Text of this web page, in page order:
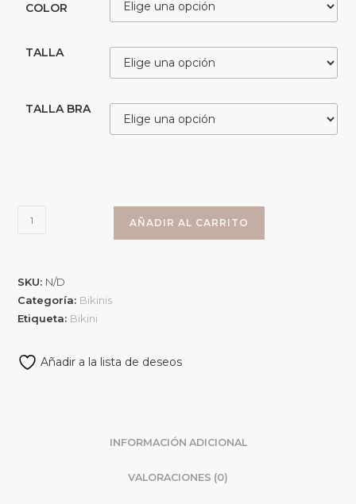
COLOR
TALLA
TALLA BRA
AÑADIR AL CARRITO
SKU: N/D
Categoría: Bikinis
Etiqueta: Bikini
Añadir a la lista de deseos
INFORMACIÓN ADICIONAL
VALORACIONES (0)